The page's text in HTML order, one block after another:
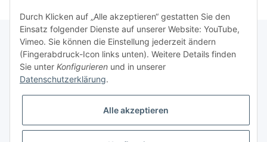
Informationen
Gesetzliche Informationen
Durch Klicken auf „Alle akzeptieren“ gestatten Sie den
Einsatz folgender Dienste auf unserer Website: YouTube,
Vimeo. Sie können die Einstellung jederzeit ändern
(Fingerabdruck-Icon links unten). Weitere Details finden
Sie unter Konfigurieren und in unserer
Datenschutzerklärung.
Alle akzeptieren